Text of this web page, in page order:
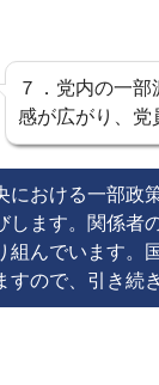
７．党内の一
感が広がり、党
における一部
します。関係者
組んでいます。
すので、引き続